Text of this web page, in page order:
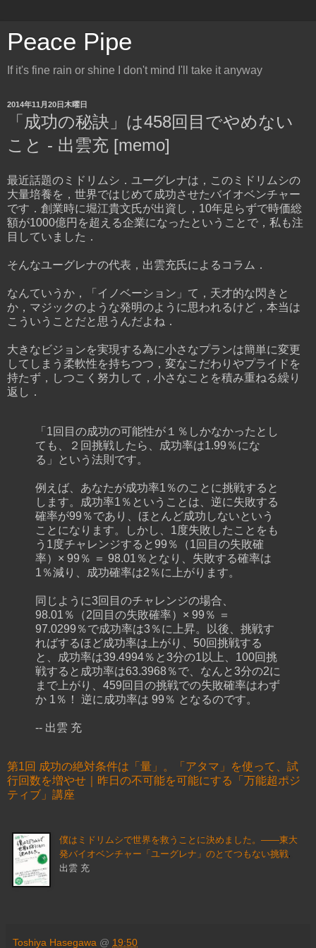
Peace Pipe
If it's fine rain or shine I don't mind I'll take it anyway
2014年11月20日木曜日
「成功の秘訣」は458回目でやめない
こと - 出雲充 [memo]
最近話題のミドリムシ．ユーグレナは，このミドリムシの
大量培養を，世界ではじめて成功させたバイオベンチャー
です．創業時に堀江貴文氏が出資し，10年足らずで時価総
額が1000億円を超える企業になったということで，私も注
目していました．
そんなユーグレナの代表，出雲充氏によるコラム．
なんていうか，「イノベーション」て，天才的な閃きと
か，マジックのような発明のように思われるけど，本当は
こういうことだと思うんだよね．
大きなビジョンを実現する為に小さなプランは簡単に変更
してしまう柔軟性を持ちつつ，変なこだわりやプライドを
持たず，しつこく努力して，小さなことを積み重ねる繰り
返し．
「1回目の成功の可能性が１％しかなかったとし
ても、２回挑戦したら、成功率は1.99％にな
る」という法則です。
例えば、あなたが成功率1％のことに挑戦すると
します。成功率1％ということは、逆に失敗する
確率が99％であり、ほとんど成功しないという
ことになります。しかし、1度失敗したことをも
う1度チャレンジすると99％（1回目の失敗確
率）× 99％ ＝ 98.01％となり、失敗する確率は
1％減り、成功確率は2％に上がります。
同じように3回目のチャレンジの場合、
98.01％（2回目の失敗確率）× 99％ ＝
97.0299％で成功率は3％に上昇。以後、挑戦す
ればするほど成功率は上がり、50回挑戦する
と、成功率は39.4994％と3分の1以上、100回挑
戦すると成功率は63.3968％で、なんと3分の2に
まで上がり、459回目の挑戦での失敗確率はわず
か 1％！ 逆に成功率は 99％ となるのです。
-- 出雲 充
第1回 成功の絶対条件は「量」。「アタマ」を使って、試
行回数を増やせ｜昨日の不可能を可能にする「万能超ポジ
ティブ」講座
僕はミドリムシで世界を救うことに決めました。――東大
発バイオベンチャー「ユーグレナ」のとてつもない挑戦
出雲 充
Toshiya Hasegawa @ 19:50